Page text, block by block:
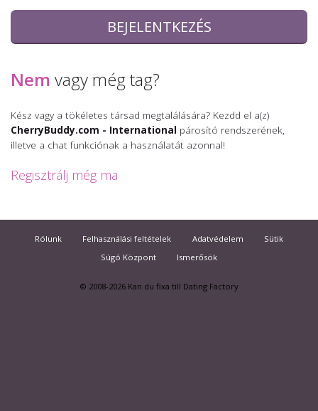
Nem vagy még tag?
Kész vagy a tökéletes társad megtalálására? Kezdd el a(z)
CherryBuddy.com - International párosító rendszerének,
illetve a chat funkciónak a használatát azonnal!
Regisztrálj még ma
Rólunk Felhasználási feltételek Adatvédelem
Sütik
Súgó Központ
Ismerősök
© 2008-2026 Kan du fixa till Dating Factory